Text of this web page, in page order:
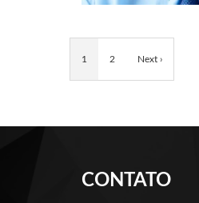
1 2 Next ›
CONTATO